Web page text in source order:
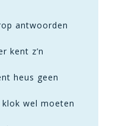
antwoorden
kent z’n
heus geen
klok wel moeten